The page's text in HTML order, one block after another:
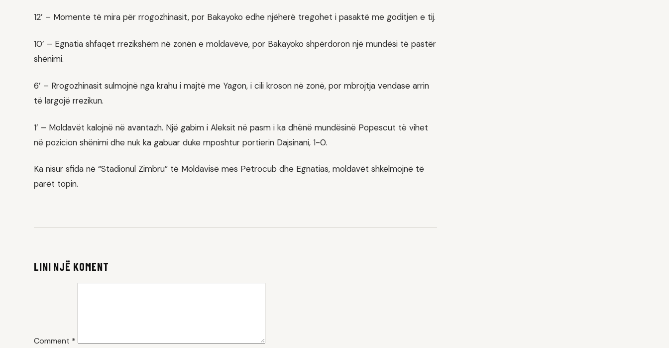
12’ – Momente të mira për rrogozhinasit, por Bakayoko edhe njëherë tregohet i pasaktë me goditjen e tij.
10’ – Egnatia shfaqet rrezikshëm në zonën e moldavëve, por Bakayoko shpërdoron një mundësi të pastër
shënimi.
6’ – Rrogozhinasit sulmojnë nga krahu i majtë me Yagon, i cili kroson në zonë, por mbrojtja vendase arrin
të largojë rrezikun.
1’ – Moldavët kalojnë në avantazh. Një gabim i Aleksit në pasm i ka dhënë mundësinë Popescut të vihet
në pozicion shënimi dhe nuk ka gabuar duke mposhtur portierin Dajsinani, 1-0.
Ka nisur sfida në “Stadionul Zimbru” të Moldavisë mes Petrocub dhe Egnatias, moldavët shkelmojnë të
parët topin.
LINI NJË KOMENT
Comment *